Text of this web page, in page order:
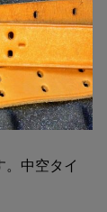
。中空タイ